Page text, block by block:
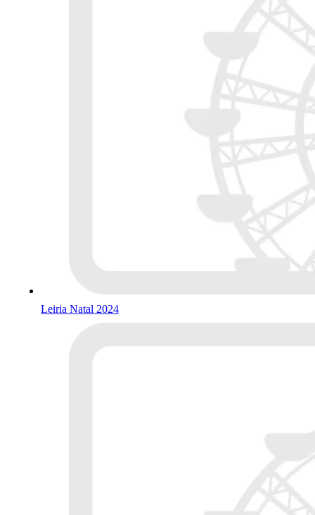
Leiria Natal 2024